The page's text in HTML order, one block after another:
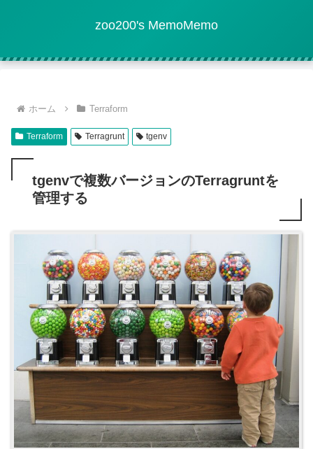
zoo200's MemoMemo
ホーム Terraform
Terraform Terragrunt tgenv
tgenvで複数バージョンのTerragruntを
管理する